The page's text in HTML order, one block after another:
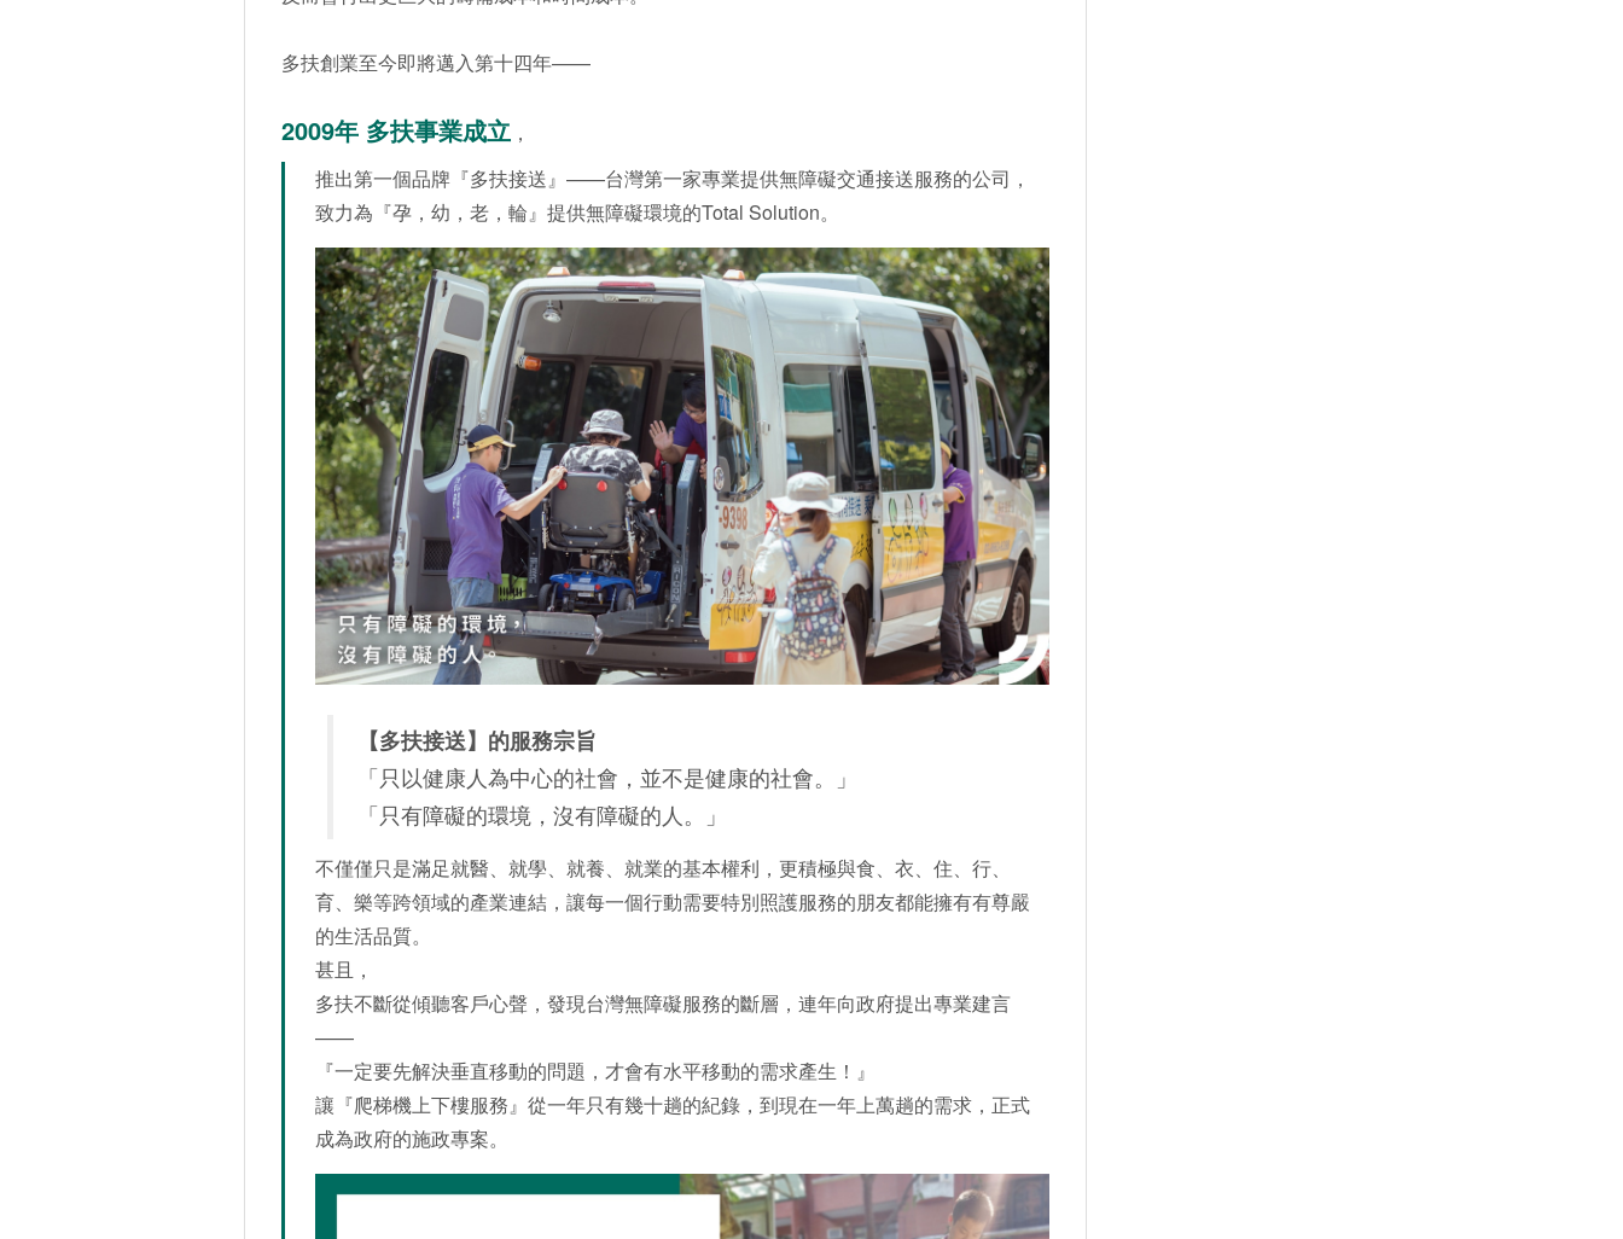
多扶創業至今即將邁入第十四年——
2009年 多扶事業成立 ，
推出第一個品牌『多扶接送』——台灣第一家專業提供無障礙交通接送服務的公司，
致力為『孕，幼，老，輪』提供無障礙環境的Total Solution。
【多扶接送】的服務宗旨
「只以健康人為中心的社會，並不是健康的社會。」
「只有障礙的環境，沒有障礙的人。」
不僅僅只是滿足就醫、就學、就養、就業的基本權利，更積極與食、衣、住、行、
育、樂等跨領域的產業連結，讓每一個行動需要特別照護服務的朋友都能擁有有尊嚴
的生活品質。
甚且，
多扶不斷從傾聽客戶心聲，發現台灣無障礙服務的斷層，連年向政府提出專業建言
——
『一定要先解決垂直移動的問題，才會有水平移動的需求產生！』
讓『爬梯機上下樓服務』從一年只有幾十趟的紀錄，到現在一年上萬趟的需求，正式
成為政府的施政專案。